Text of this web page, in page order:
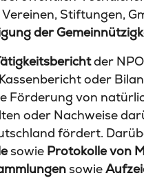
Vereinen, Stiftungen,
der
der
oder
Förderung von
oder Nachweise
fördert.
sowie Protokolle von
sowie